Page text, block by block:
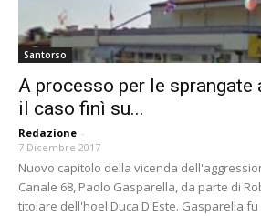
Santorso
A processo per le sprangate
il caso finì su...
Redazione -
7 Dicembre 2017
Nuovo capitolo della vicenda
Canale 68, Paolo Gasparella, da parte di
titolare dell'hoel Duca D'Este. Gasparella fu